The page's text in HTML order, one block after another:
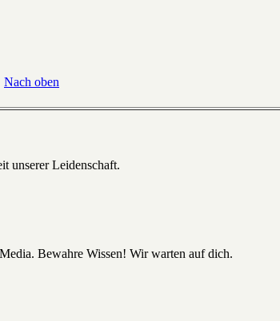
Nach oben
unserer Leidenschaft.
Bewahre Wissen! Wir warten auf dich.